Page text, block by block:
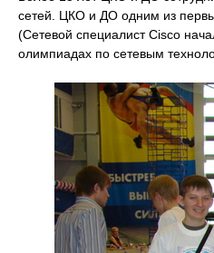
сетей. ЦКО и ДО одним из
(Сетевой специалист Cisco
олимпиадах по сетевым